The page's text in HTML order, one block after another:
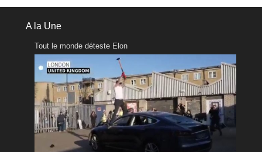
A la Une
Tout le monde déteste Elon